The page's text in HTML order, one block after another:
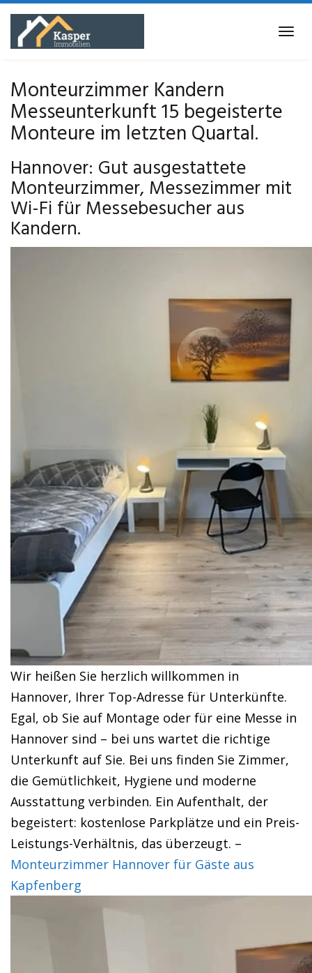
Skip
main
Monteurzimmer Kandern
Messeunterkunft 15 begeisterte
Monteure im letzten Quartal.
Hannover: Gut ausgestattete
Monteurzimmer, Messezimmer mit
Wi-Fi für Messebesucher aus
Kandern.
Wir heißen Sie herzlich willkommen in
Hannover, Ihrer Top-Adresse für Unterkünfte.
Egal, ob Sie auf Montage oder für eine Messe in
Hannover sind – bei uns wartet die richtige
Unterkunft auf Sie. Bei uns finden Sie Zimmer,
die Gemütlichkeit, Hygiene und moderne
Ausstattung verbinden. Ein Aufenthalt, der
begeistert: kostenlose Parkplätze und ein Preis-
Leistungs-Verhältnis, das überzeugt. –
Monteurzimmer Hannover für Gäste aus
Kapfenberg